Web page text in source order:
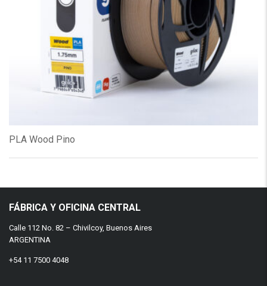
PLA Wood Pino
FÁBRICA Y OFICINA CENTRAL
Calle 112 No. 82 – Chivilcoy, Buenos Aires
ARGENTINA
+54 11 7500 4048